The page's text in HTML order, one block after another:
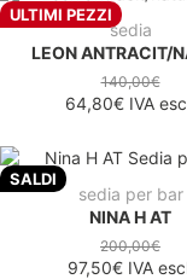
ULTIMI PEZZI
sedia
LEON ANTRACIT/
140,00€
64,80€ IVA
SALDI
sedia per bar
NINA H AT
200,00€
97,50€IVA